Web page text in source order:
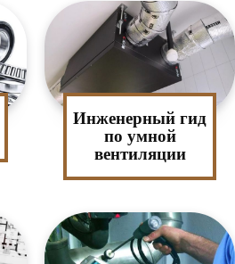
Инженерный гид
по умной
вентиляции